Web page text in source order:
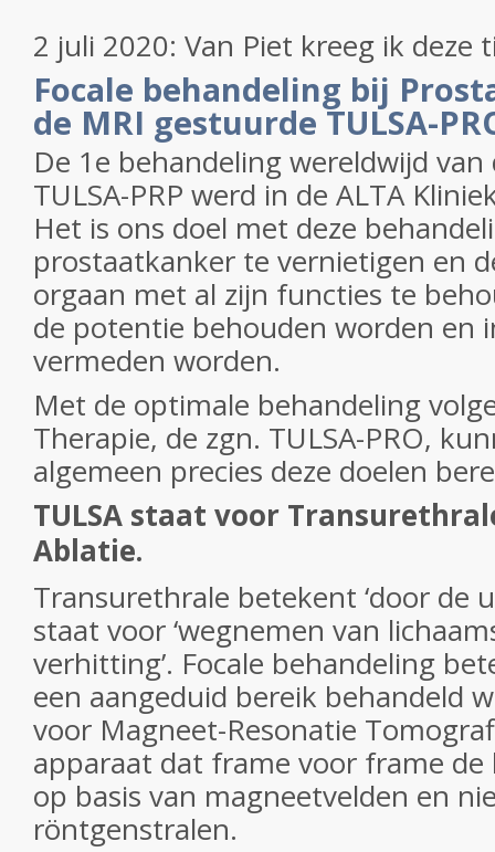
2 juli 2020: Van Piet kreeg ik deze
Focale behandeling bij
de MRI gestuurde TULSA-
De 1e behandeling wereldwijd
TULSA-PRP werd in de ALTA
Het is ons doel met deze
prostaatkanker te vernietigen en
orgaan met al zijn functies te
de potentie behouden worden en
vermeden worden.
Met de optimale behandeling
Therapie, de zgn. TULSA-PRO,
algemeen precies deze doelen
TULSA staat voor
Ablatie.
Transurethrale betekent ‘door de
staat voor ‘wegnemen van
verhitting’. Focale behandeling
een aangeduid bereik behandeld
voor Magneet-Resonatie
apparaat dat frame voor frame
op basis van magneetvelden en
röntgenstralen.